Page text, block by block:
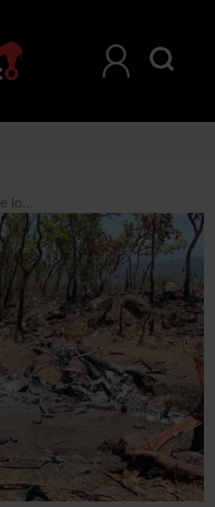
Muere policía federal herida durante los hechos del 1 de mayo en Jalisco